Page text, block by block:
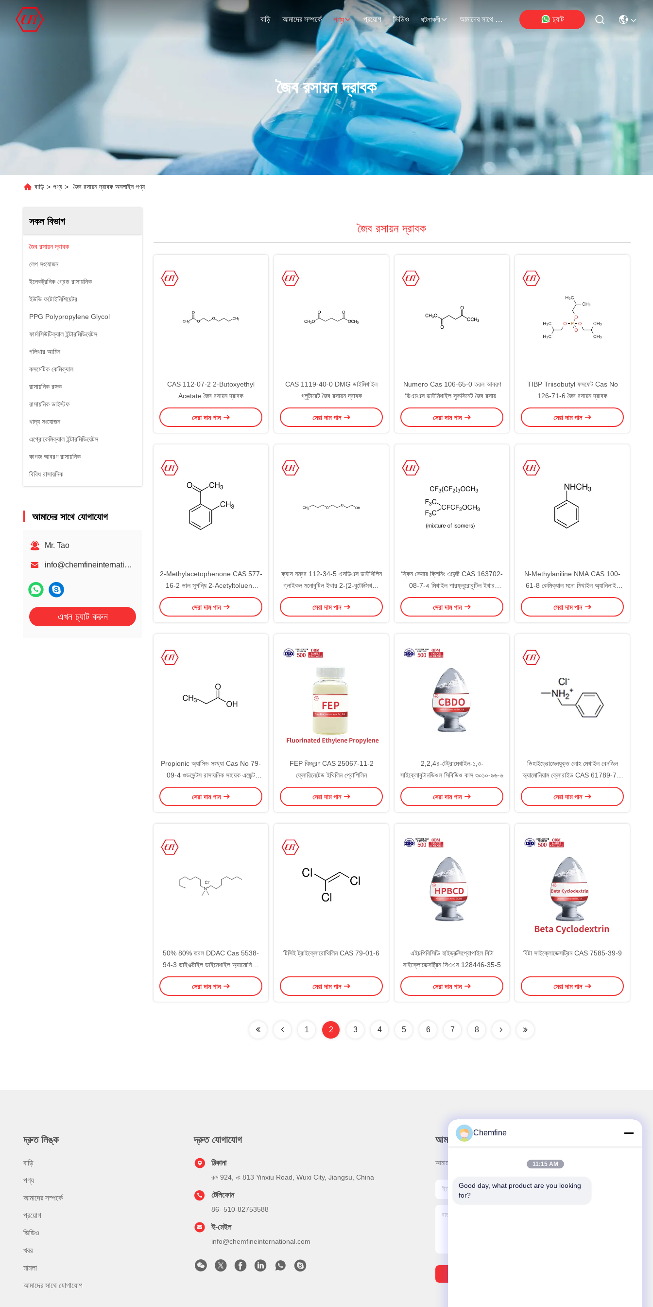
বাড়ি আমাদের সম্পর্কে পণ্য প্রয়োগ ভিডিও ঘটনাবলী আমাদের সাথে যোগাযোগ চ্যাট
জৈব রসায়ন দ্রাবক
বাড়ি > পণ্য > জৈব রসায়ন দ্রাবক অনলাইন পণ্য
সকল বিভাগ
জৈব রসায়ন দ্রাবক
লেপ সংযোজন
ইলেকট্রনিক গ্রেড রাসায়নিক
ইউভি ফটোইনিশিয়েটর
PPG Polypropylene Glycol
ফার্মাসিউটিক্যাল ইন্টারমিডিয়েটস
পলিথার আমিন
কসমেটিক কেমিক্যাল
রাসায়নিক রঙ্গক
রাসায়নিক ডাইস্টফ
খাদ্য সংযোজন
এগ্রোকেমিক্যাল ইন্টারমিডিয়েটস
কাগজ আবরণ রাসায়নিক
বিবিধ রাসায়নিক
আমাদের সাথে যোগাযোগ
Mr. Tao
info@chemfineinternational.com
এখন চ্যাট করুন
জৈব রসায়ন দ্রাবক
CAS 112-07-2 2-Butoxyethyl
Acetate জৈব রসায়ন দ্রাবক
সেরা দাম পান
CAS 1119-40-0 DMG ডাইমিথাইল
গ্লুটারেট জৈব রসায়ন দ্রাবক
সেরা দাম পান
Numero Cas 106-65-0 তরল আবরণ
ডিএমএস ডাইমিথাইল সুকসিনেট জৈব রসায়ন
দ্রাবক
সেরা দাম পান
TIBP Triisobutyl ফসফেট Cas No
126-71-6 জৈব রসায়ন দ্রাবক
C12H27O4P
সেরা দাম পান
2-Methylacetophenone CAS 577-
16-2 ভাল সুগন্ধি 2-Acetyltoluene
সংশ্লেষণ মধ্যবর্তী
সেরা দাম পান
ক্যাস নম্বর 112-34-5 এসডিএস ডাইথিলিন
গ্লাইকল মনোবুটিল ইথার 2-(2-বুটোক্সিথক্সি)
ইথানল
সেরা দাম পান
স্কিন কেয়ার ক্লিনিং এজেন্ট CAS 163702-
08-7-এ মিথাইল পারফ্লুরোবুটিল ইথার
প্রসাধনী
সেরা দাম পান
N-Methylaniline NMA CAS 100-
61-8 কেমিক্যাল মনো মিথাইল অ্যানিলাইন
অকটেন বুস্টার
সেরা দাম পান
Propionic অ্যাসিড সংখ্যা Cas No 79-
09-4 গুডসেন্টস রাসায়নিক সহায়ক এজেন্ট
C3H6O2
সেরা দাম পান
FEP বিচ্ছুরণ CAS 25067-11-2
ফ্লোরিনেটেড ইথিলিন প্রোপিলিন
সেরা দাম পান
2,2,4৪-টেট্রামেথাইল-১,৩-
সাইক্লোবুটানডিওল সিবিডিও কাস ৩০১০-৯৬-৬
সেরা দাম পান
ডিহাইড্রোজেনযুক্ত লোহ মেথাইল বেনজিল
অ্যামোনিয়াম ক্লোরাইড CAS 61789-73-
9 DTBAC
সেরা দাম পান
50% 80% তরল DDAC Cas 5538-
94-3 ডাইওক্টাইল ডাইমেথাইল অ্যামোনিয়াম
ক্লোরাইড
সেরা দাম পান
টিসিই ট্রাইক্লোরোথিলিন CAS 79-01-6
সেরা দাম পান
এইচপিবিসিডি হাইড্রক্সিপ্রোপাইল বিটা
সাইক্লোডেক্সট্রিন সিএএস 128446-35-5
সেরা দাম পান
বিটা সাইক্লোডেক্সট্রিন CAS 7585-39-9
সেরা দাম পান
1 2 3 4 5 6 7 8
দ্রুত লিঙ্ক
বাড়ি
পণ্য
আমাদের সম্পর্কে
প্রয়োগ
ভিডিও
খবর
মামলা
আমাদের সাথে যোগাযোগ
দ্রুত যোগাযোগ
ঠিকানা
রুম 924, নং 813 Yinxiu Road, Wuxi City, Jiangsu, China
টেলিফোন
86- 510-82753588
ই-মেইল
info@chemfineinternational.com
আমাদের নিউজলেটার
আমাদের নিউজলেটারে সাবস্ক্রাইব করুন এবং আরও অনেক কিছু পেতে পারেন।
Chemfine
11:15 AM
Good day, what product are you looking
for?